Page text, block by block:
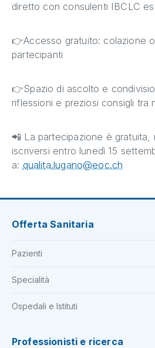
diretto con consulenti IBCLC
👉Accesso gratuito: colazione
partecipanti
👉Spazio di ascolto e
riflessioni e preziosi consigli tra
📲 La partecipazione è gratuita,
iscriversi entro lunedì 15
a: qualita.lugano@eoc.ch
Offerta Sanitaria
Pazienti
Specialità
Ospedali e Istituti
Professionisti e ricerca